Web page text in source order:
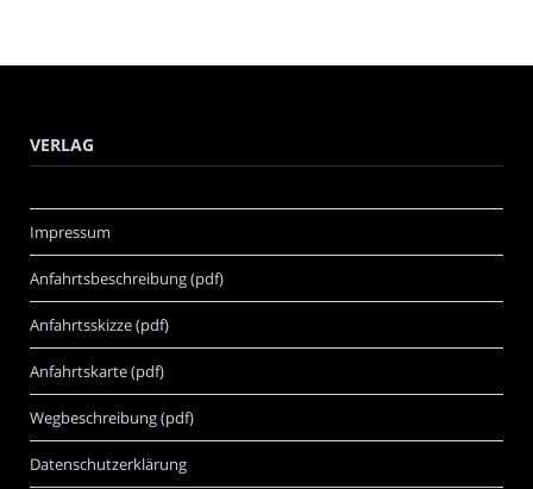
VERLAG
Impressum
Anfahrtsbeschreibung (pdf)
Anfahrtsskizze (pdf)
Anfahrtskarte (pdf)
Wegbeschreibung (pdf)
Datenschutzerklärung